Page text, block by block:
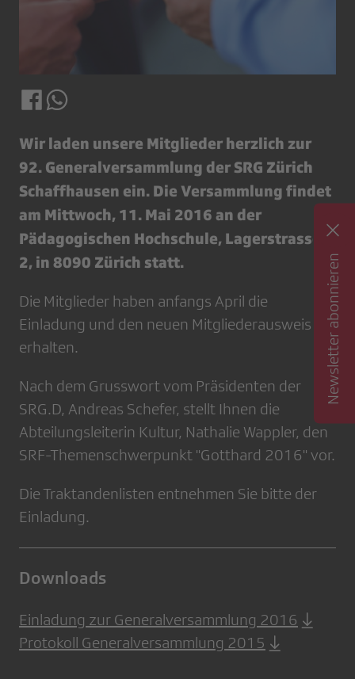
Wir laden unsere Mitglieder herzlich zur
92. Generalversammlung der SRG Zürich
Schaffhausen ein. Die Versammlung findet
am Mittwoch, 11. Mai 2016 an der
Pädagogischen Hochschule, Lagerstrasse
2, in 8090 Zürich statt.
Die Mitglieder haben anfangs April die
Einladung und den neuen Mitgliederausweis
erhalten.
Nach dem Grusswort vom Präsidenten der
SRG.D, Andreas Schefer, stellt Ihnen die
Abteilungsleiterin Kultur, Nathalie Wappler, den
SRF-Themenschwerpunkt "Gotthard 2016" vor.
Die Traktandenlisten entnehmen Sie bitte der
Einladung.
Downloads
Einladung zur Generalversammlung 2016
Protokoll Generalversammlung 2015
Newsletter abonnieren